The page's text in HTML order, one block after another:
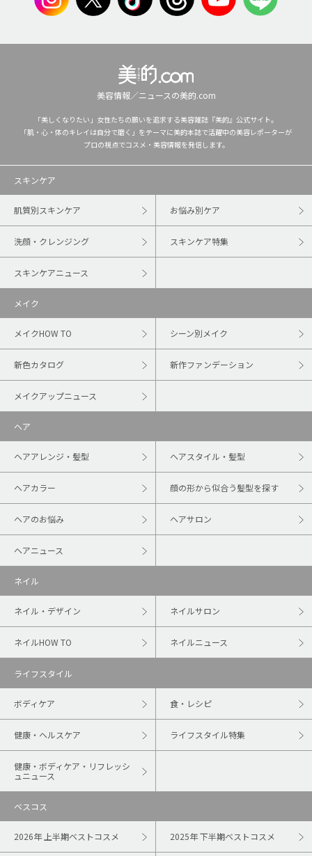
美容情報／ニュースの美的.com
「美しくなりたい」女性たちの願いを追求する美容雑誌『美的』公式サイト。
「肌・心・体のキレイは自分で磨く」をテーマに美的本誌で活躍中の美容レポーターが
プロの視点でコスメ・美容情報を発信します。
スキンケア
肌質別スキンケア お悩み別ケア
洗顔・クレンジング スキンケア特集
スキンケアニュース
メイク
メイクHOW TO シーン別メイク
新色カタログ 新作ファンデーション
メイクアップニュース
ヘア
ヘアアレンジ・髪型 ヘアスタイル・髪型
ヘアカラー 顔の形から似合う髪型を探す
ヘアのお悩み ヘアサロン
ヘアニュース
ネイル
ネイル・デザイン ネイルサロン
ネイルHOW TO ネイルニュース
ライフスタイル
ボディケア 食・レシピ
健康・ヘルスケア ライフスタイル特集
健康・ボディケア・リフレッシ
ュニュース
ベスコス
2026年 上半期ベストコスメ 2025年 下半期ベストコスメ